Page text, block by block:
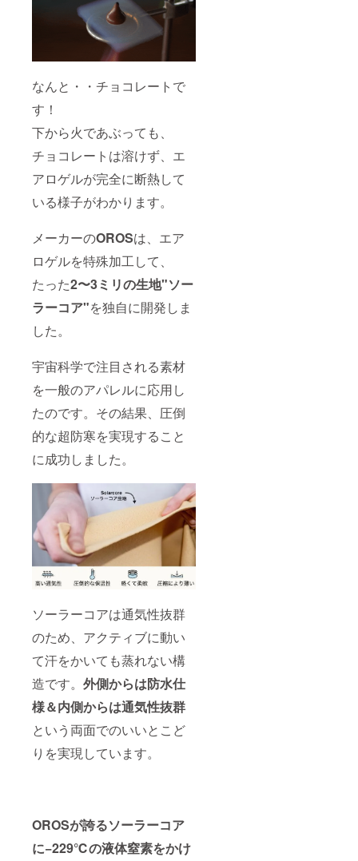
なんと・・チョコレートで
す！
下から火であぶっても、
チョコレートは溶けず、エ
アロゲルが完全に断熱して
いる様子がわかります。
メーカーのOROSは、エア
ロゲルを特殊加工して、
たった2〜3ミリの生地"ソー
ラーコア"を独自に開発しま
した。
宇宙科学で注目される素材
を一般のアパレルに応用し
たのです。その結果、圧倒
的な超防寒を実現すること
に成功しました。
ソーラーコアは通気性抜群
のため、アクティブに動い
て汗をかいても蒸れない構
造です。 外側からは防水仕
様＆内側からは通気性抜群
という両面でのいいとこど
りを実現しています。
OROSが誇るソーラーコア
に−229℃の液体窒素をかけ